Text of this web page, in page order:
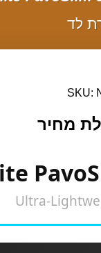
לד
SKU:
מחיר
Ultra-